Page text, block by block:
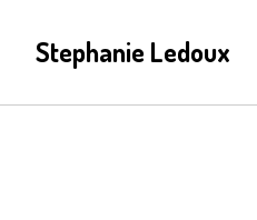
Stephanie Ledoux